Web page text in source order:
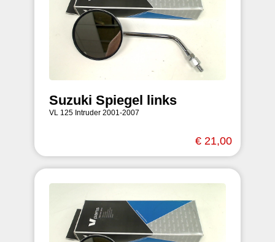
Suzuki Spiegel links
VL 125 Intruder 2001-2007
€ 21,00